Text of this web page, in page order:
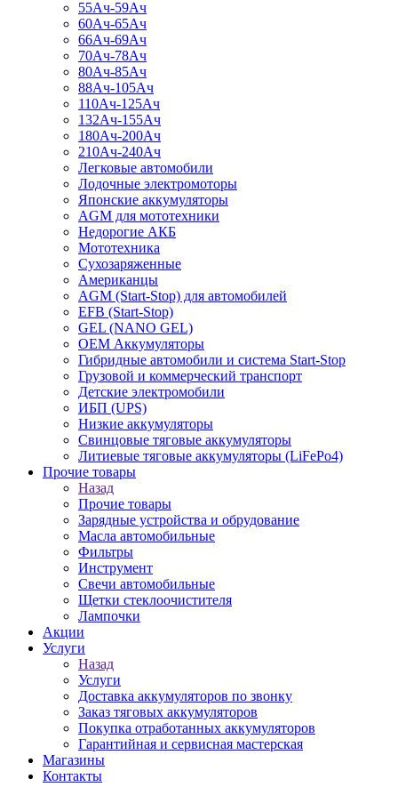
55Ач-59Ач
60Ач-65Ач
66Ач-69Ач
70Ач-78Ач
80Ач-85Ач
88Ач-105Ач
110Ач-125Ач
132Ач-155Ач
180Ач-200Ач
210Ач-240Ач
Легковые автомобили
Лодочные электромоторы
Японские аккумуляторы
AGM для мототехники
Недорогие АКБ
Мототехника
Сухозаряженные
Американцы
AGM (Start-Stop) для автомобилей
EFB (Start-Stop)
GEL (NANO GEL)
OEM Аккумуляторы
Гибридные автомобили и система Start-Stop
Грузовой и коммерческий транспорт
Детские электромобили
ИБП (UPS)
Низкие аккумуляторы
Свинцовые тяговые аккумуляторы
Литиевые тяговые аккумуляторы (LiFePo4)
Прочие товары
Назад
Прочие товары
Зарядные устройства и обрудование
Масла автомобильные
Фильтры
Инструмент
Свечи автомобильные
Щетки стеклоочистителя
Лампочки
Акции
Услуги
Назад
Услуги
Доставка аккумуляторов по звонку
Заказ тяговых аккумуляторов
Покупка отработанных аккумуляторов
Гарантийная и сервисная мастерская
Магазины
Контакты